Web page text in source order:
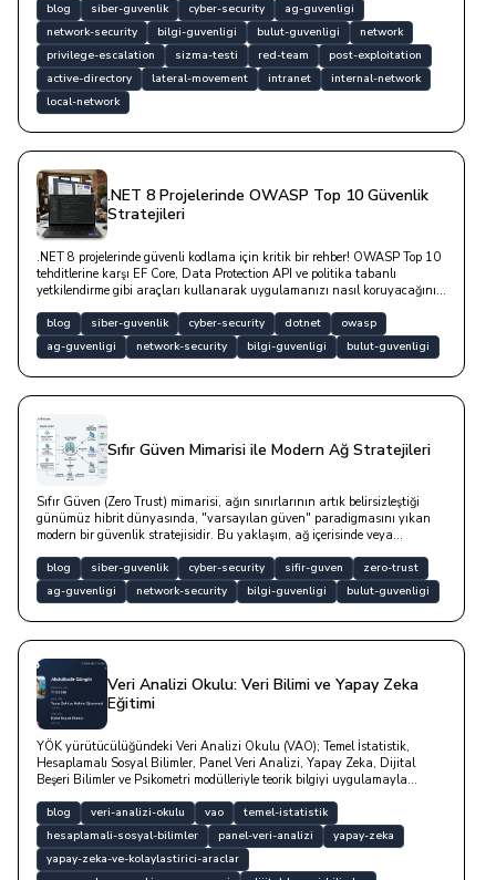
blog siber-guvenlik cyber-security
ag-guvenligi
network-security
bilgi-guvenligi bulut-guvenligi
network
privilege-escalation
sizma-testi red-team
post-exploitation
active-directory
lateral-movement intranet
internal-network
local-network
.NET 8 Projelerinde OWASP Top 10 Güvenlik
Stratejileri
.NET 8 projelerinde güvenli kodlama için kritik bir rehber! OWASP Top 10
tehditlerine karşı EF Core, Data Protection API ve politika tabanlı
yetkilendirme gibi araçları kullanarak uygulamanızı nasıl koruyacağınızı
öğrenin.
blog siber-guvenlik cyber-security dotnet
owasp
ag-guvenligi
network-security bilgi-guvenligi bulut-guvenligi
Sıfır Güven Mimarisi ile Modern Ağ Stratejileri
Sıfır Güven (Zero Trust) mimarisi, ağın sınırlarının artık belirsizleştiği
günümüz hibrit dünyasında, "varsayılan güven" paradigmasını yıkan
modern bir güvenlik stratejisidir. Bu yaklaşım, ağ içerisinde veya
potansiyel bir risk unsuru olarak değerlendirerek erişim taleplerini sürekli,
bağlamsal ve katı bir doğrulama sürecinden geçirir.
blog siber-guvenlik cyber-security sifir-guven
zero-trust
ag-guvenligi
network-security bilgi-guvenligi bulut-guvenligi
Veri Analizi Okulu: Veri Bilimi ve Yapay Zeka
Eğitimi
YÖK yürütücülüğündeki Veri Analizi Okulu (VAO); Temel İstatistik,
Hesaplamalı Sosyal Bilimler, Panel Veri Analizi, Yapay Zeka, Dijital
Beşeri Bilimler ve Psikometri modülleriyle teorik bilgiyi uygulamayla
yazısına göz atın.
blog veri-analizi-okulu vao
temel-istatistik
hesaplamali-sosyal-bilimler
panel-veri-analizi
yapay-zeka
yapay-zeka-ve-kolaylastirici-araclar